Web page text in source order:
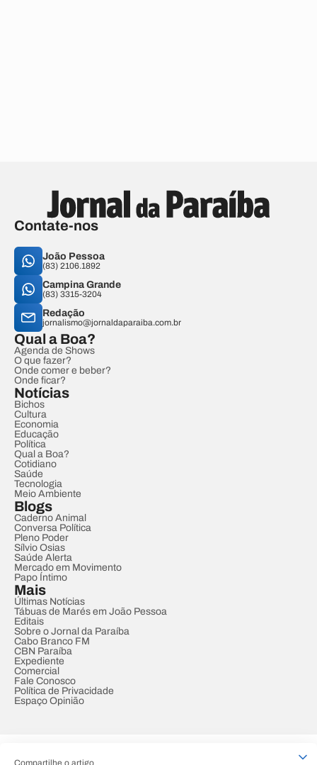
Compartilhe o artigo
Contate-nos
João Pessoa
(83) 2106.1892
Campina Grande
(83) 3315-3204
Redação
jornalismo@jornaldaparaiba.com.br
Qual a Boa?
Agenda de Shows
O que fazer?
Onde comer e beber?
Onde ficar?
Notícias
Bichos
Cultura
Economia
Educação
Política
Qual a Boa?
Cotidiano
Saúde
Tecnologia
Meio Ambiente
Blogs
Caderno Animal
Conversa Política
Pleno Poder
Sílvio Osias
Saúde Alerta
Mercado em Movimento
Papo Íntimo
Mais
Últimas Notícias
Tábuas de Marés em João Pessoa
Editais
Sobre o Jornal da Paraíba
Cabo Branco FM
CBN Paraíba
Expediente
Comercial
Fale Conosco
Política de Privacidade
Espaço Opinião